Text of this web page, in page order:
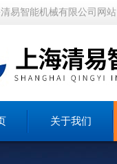
易智能机械有限公司网站
关于我们